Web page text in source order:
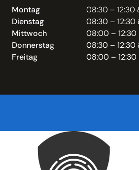
Montag
08:30 – 12:30
Dienstag
08:30 – 12:30
Mittwoch
08:00 – 12:30
Donnerstag
08:30 – 12:30
Freitag
08:00 – 12:30